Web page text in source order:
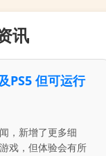
讯
PS5 但可运行
，新增了更多细
戏，但体验会有所